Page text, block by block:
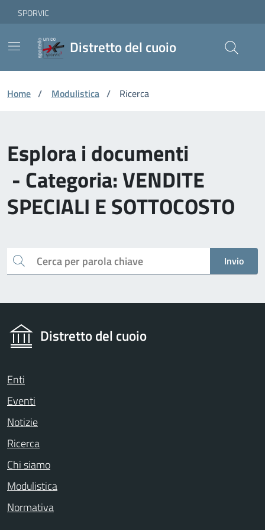
Skip to Main Content
Vai ai contenuti
Vai al footer
SPORVIC
Distretto del cuoio
Home / Modulistica / Ricerca
Esplora i documenti
- Categoria: VENDITE
SPECIALI E SOTTOCOSTO
Cerca Invio
Distretto del cuoio
Enti
Eventi
Notizie
Ricerca
Chi siamo
Modulistica
Normativa